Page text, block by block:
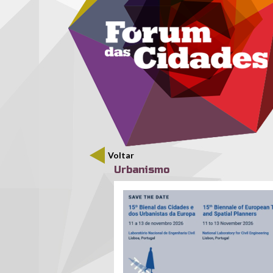
Passar para o conteúdo principalMenu secundário
Voltar
Urbanismo
apu-15bienal.png